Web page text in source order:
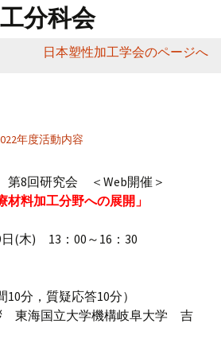
分科会
日本塑性加工学会のページへ
年度活動内容
8回研究会 ＜Web開催＞
材料加工分野への展開」
(木) 13：00～16：30
分，質疑応答10分）
東海国立大学機構岐阜大学 吉